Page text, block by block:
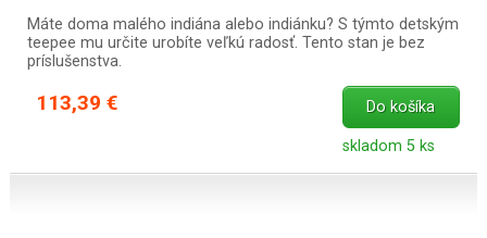
Máte doma malého indiána alebo indiánku? S týmto detským
teepee mu určite urobíte veľkú radosť. Tento stan je bez
príslušenstva.
113,39 € Do košíka
skladom 5 ks